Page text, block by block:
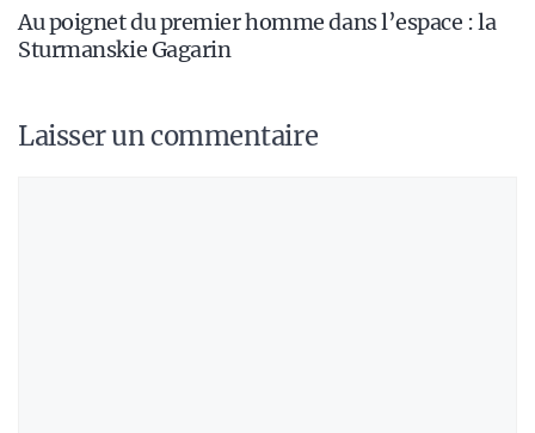
Au poignet du premier homme dans l’espace : la
Sturmanskie Gagarin
Laisser un commentaire